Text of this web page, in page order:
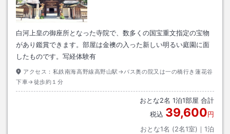
白河上皇の御座所となった寺院で、数多くの国宝重文指定の宝物
があり鑑賞できます。部屋は金襖の入った新しい明るい庭園に面
したものです。写経体験有
アクセス： 私鉄南海高野線高野山駅→バス奥の院又は一の橋行き蓮花谷
下車→徒歩約１分
おとな2名 1泊1部屋 合計
税込 39,600円
おとな1名 (2名1室)｜ 1泊